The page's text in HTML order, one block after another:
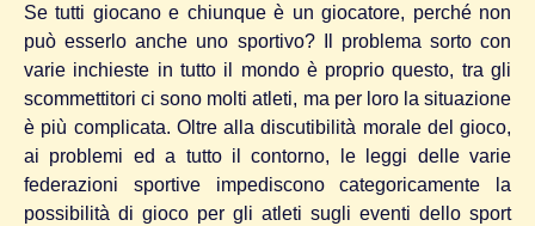
Se tutti giocano e chiunque è un giocatore, perché non
può esserlo anche uno sportivo? Il problema sorto con
varie inchieste in tutto il mondo è proprio questo, tra gli
scommettitori ci sono molti atleti, ma per loro la situazione
è più complicata. Oltre alla discutibilità morale del gioco,
ai problemi ed a tutto il contorno, le leggi delle varie
federazioni sportive impediscono categoricamente la
possibilità di gioco per gli atleti sugli eventi dello sport